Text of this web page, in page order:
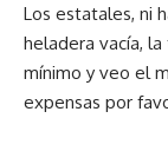
Los estatales, ni
heladera vacía,
mínimo y veo el
expensas por